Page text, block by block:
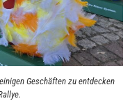
Geschäften zu entdecken